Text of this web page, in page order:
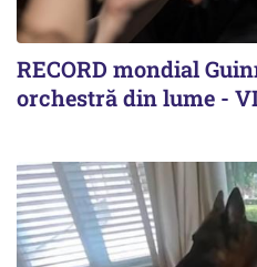
RECORD mondial
orchestră din lume -